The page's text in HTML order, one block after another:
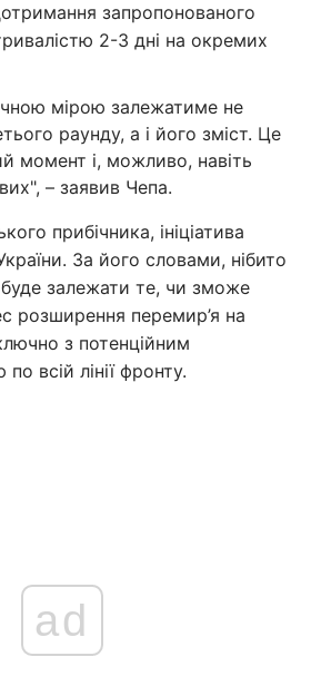
запропонованого
2-3 дні на окремих
мірою залежатиме не
раунду, а і його зміст. Це
момент і, можливо, навіть
– заявив Чепа.
прибічника, ініціатива
За його словами, нібито
залежати те, чи зможе
розширення перемир’я на
з потенційним
всій лінії фронту.
ad